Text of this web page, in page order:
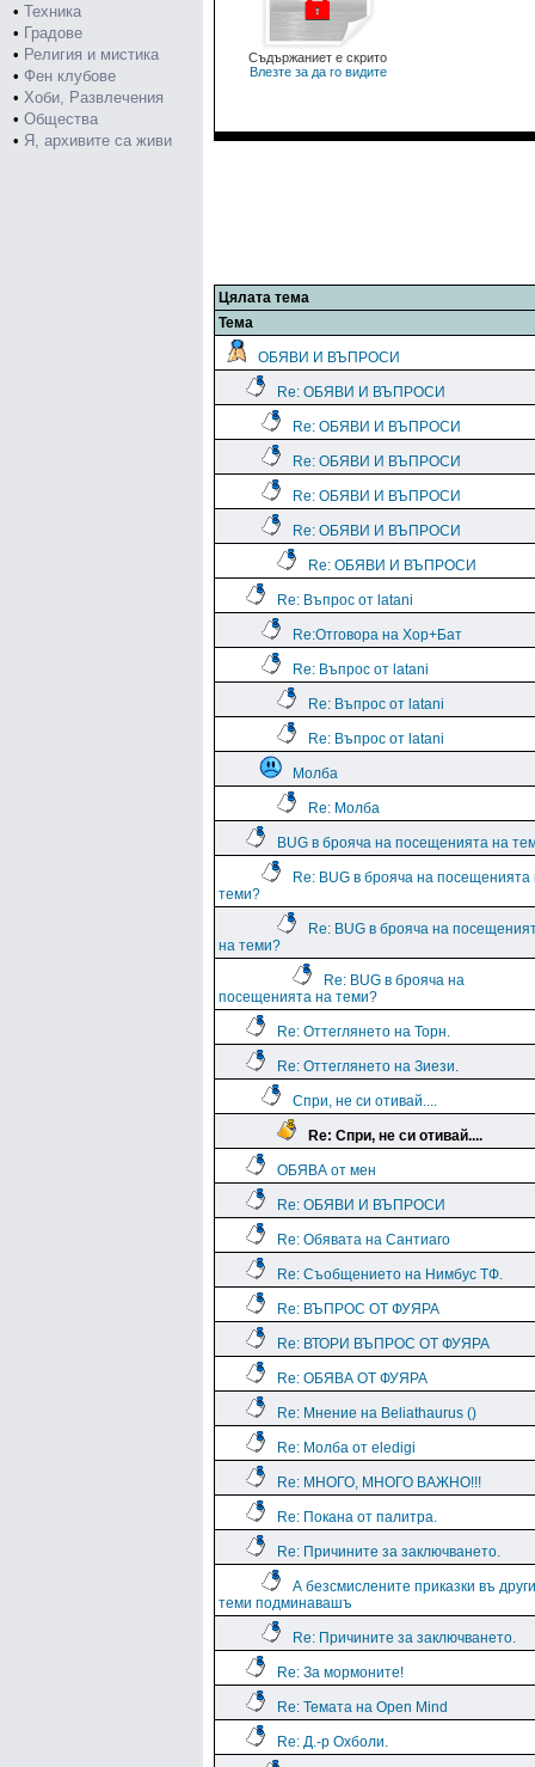
• Техника
• Градове
• Религия и мистика
• Фен клубове
• Хоби, Развлечения
• Общества
• Я, архивите са живи
Съдържаниет е скрито
Влезте за да го видите
Цялата тема
Тема
ОБЯВИ И ВЪПРОСИ
Re: ОБЯВИ И ВЪПРОСИ
Re: ОБЯВИ И ВЪПРОСИ
Re: ОБЯВИ И ВЪПРОСИ
Re: ОБЯВИ И ВЪПРОСИ
Re: ОБЯВИ И ВЪПРОСИ
Re: ОБЯВИ И ВЪПРОСИ
Re: Въпрос от latani
Re:Отговора на Хор+Бат
Re: Въпрос от latani
Re: Въпрос от latani
Re: Въпрос от latani
Молба
Re: Молба
BUG в брояча на посещенията на
Re: BUG в брояча на посещенията
теми?
Re: BUG в брояча на
на теми?
Re: BUG в брояча на
посещенията на теми?
Re: Оттеглянето на Торн.
Re: Оттеглянето на Зиези.
Спри, не си отивай....
Re: Спри, не си отивай....
ОБЯВА от мен
Re: ОБЯВИ И ВЪПРОСИ
Re: Обявата на Сантиаго
Re: Съобщението на Нимбус ТФ.
Re: ВЪПРОС ОТ ФУЯРА
Re: ВТОРИ ВЪПРОС ОТ ФУЯРА
Re: ОБЯВА ОТ ФУЯРА
Re: Мнение на Beliathaurus ()
Re: Молба от eledigi
Re: МНОГО, МНОГО ВАЖНО!!!
Re: Покана от палитра.
Re: Причините за заключването.
А безсмислените приказки въ други
теми подминавашъ
Re: Причините за заключването.
Re: За мормоните!
Re: Темата на Open Mind
Re: Д.-р Охболи.